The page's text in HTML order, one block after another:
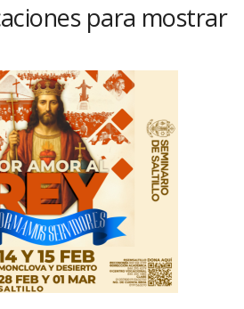
para mostrar